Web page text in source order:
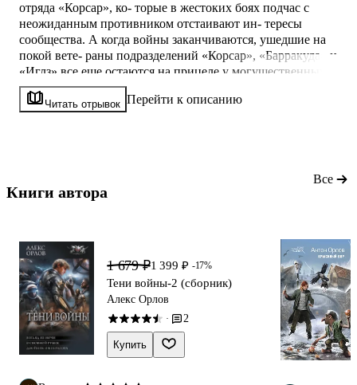
отряда «Корсар», ко- торые в жестоких боях подчас с
неожиданным противником отстаивают ин- тересы
сообщества. А когда войны заканчиваются, ушедшие на
покой вете- раны подразделений «Корсар», «Барракуда» и
«Иглз» все еще остаются на прицеле у могущественных
сил, которые втягивают их в опасные игры, где на кону
стоит судьба всей цивилизации.
Читать отрывок Перейти к описанию
Книги автора
Все
1 679 ₽1 399 ₽ -17%
Тени войны-2 (сборник)
Алекс Орлов
· 2
Купить